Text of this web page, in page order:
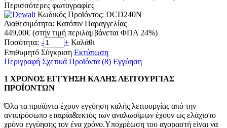
Περισσότερες φωτογραφίες
Κωδικός Προϊόντος: DCD240N
Διαθεσιμότητα: Κατόπιν Παραγγελίας
449,00€ (στην τιμή περιλαμβάνεται ΦΠΑ 24%)
Ποσότητα: - + Καλάθι
Επιθυμητό Σύγκριση Εκτύπωση
Περιγραφή Σχετικά Προϊόντα (8) Εγγύηση
1 ΧΡΟΝΟΣ ΕΓΓΥΗΣΗ ΚΑΛΗΣ ΛΕΙΤΟΥΡΓΙΑΣ
ΠΡΟΪΟΝΤΩΝ
Όλα τα προϊόντα έχουν εγγύηση καλής λειτουργίας από την
αντιπρόσωπο εταιρία&εκτός των αναλωσίμων έχουν ως ελάχιστο
χρόνο εγγύησης τον ένα χρόνο.Υποχρέωση του αγοραστή είναι να